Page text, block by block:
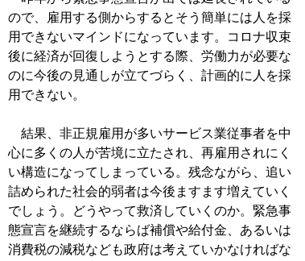
ので、雇用する側からするとそう簡単には人を採
用できないマインドになっています。コロナ収束
後に経済が回復しようとする際、労働力が必要な
のに今後の見通しが立てづらく、計画的に人を採
用できない。
結果、非正規雇用が多いサービス業従事者を中
心に多くの人が苦境に立たされ、再雇用されにく
い構造になってしまっている。残念ながら、追い
詰められた社会的弱者は今後ますます増えていく
でしょう。どうやって救済していくのか。緊急事
態宣言を継続するならば補償や給付金、あるいは
消費税の減税なども政府は考えていかなければな